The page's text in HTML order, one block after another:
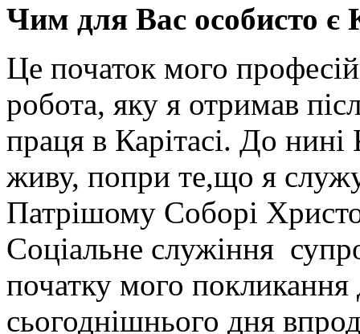
Чим для Вас особисто є
Це початок мого
робота, яку я отримав
праця в Карітасі. До
живу, попри те,що я
Патрішому Соборі
Соціальне служіння
початку мого покликання
сьогоднішнього дня